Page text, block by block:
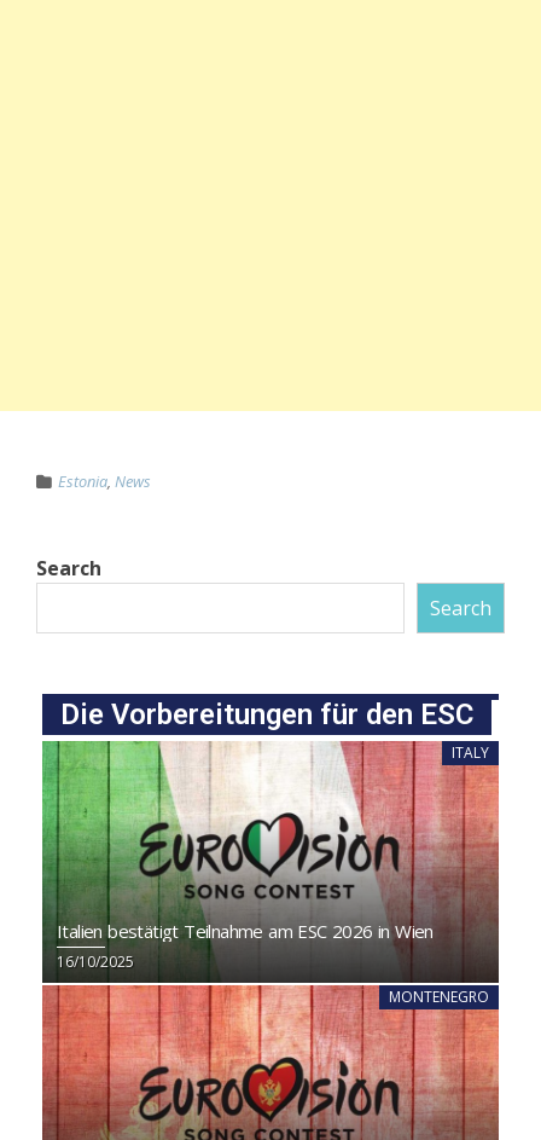
Estonia, News
Search
Search
Die Vorbereitungen für den ESC
ITALY
Italien bestätigt Teilnahme am ESC 2026 in Wien
16/10/2025
MONTENEGRO